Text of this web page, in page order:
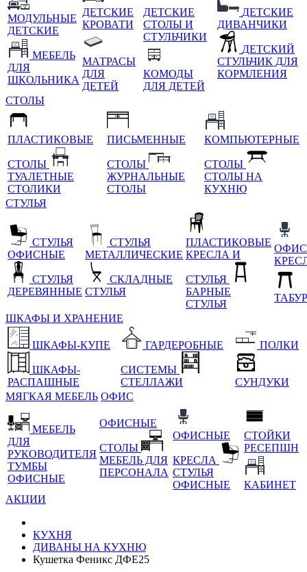
МОДУЛЬНЫЕ
ДЕТСКИЕ
МЕБЕЛЬ
ДЛЯ
ШКОЛЬНИКА
ДЕТСКИЕ
КРОВАТИ
МАТРАСЫ
ДЛЯ
ДЕТЕЙ
ДЕТСКИЕ
СТОЛЫ И
СТУЛЬЧИКИ
КОМОДЫ
ДЛЯ ДЕТЕЙ
ДЕТСКИЕ
ДИВАНЧИКИ
ДЕТСКИЙ
СТУЛЬЧИК ДЛЯ
КОРМЛЕНИЯ
СТОЛЫ
ПЛАСТИКОВЫЕ
СТОЛЫ
ТУАЛЕТНЫЕ
СТОЛИКИ
ПИСЬМЕННЫЕ
СТОЛЫ
ЖУРНАЛЬНЫЕ
СТОЛЫ
КОМПЬЮТЕРНЫЕ
СТОЛЫ
СТОЛЫ НА
КУХНЮ
СТУЛЬЯ
СТУЛЬЯ
ОФИСНЫЕ
СТУЛЬЯ
ДЕРЕВЯННЫЕ
СТУЛЬЯ
МЕТАЛЛИЧЕСКИЕ
СКЛАДНЫЕ
СТУЛЬЯ
ПЛАСТИКОВЫЕ
КРЕСЛА И
СТУЛЬЯ
БАРНЫЕ
СТУЛЬЯ
ШКАФЫ И ХРАНЕНИЕ
ШКАФЫ-КУПЕ
ШКАФЫ-
РАСПАШНЫЕ
ГАРДЕРОБНЫЕ
СИСТЕМЫ
СТЕЛЛАЖИ
ПОЛКИ
СУНДУКИ
МЯГКАЯ МЕБЕЛЬ ОФИС
МЕБЕЛЬ
ДЛЯ
РУКОВОДИТЕЛЯ
ТУМБЫ
ОФИСНЫЕ
ОФИСНЫЕ
СТОЛЫ
МЕБЕЛЬ ДЛЯ
ПЕРСОНАЛА
ОФИСНЫЕ
КРЕСЛА
СТУЛЬЯ
ОФИСНЫЕ
СТОЙКИ
РЕСЕПШН
КАБИНЕТ
АКЦИИ
КУХНЯ
ДИВАНЫ НА КУХНЮ
Кушетка Феникс ДФЕ25